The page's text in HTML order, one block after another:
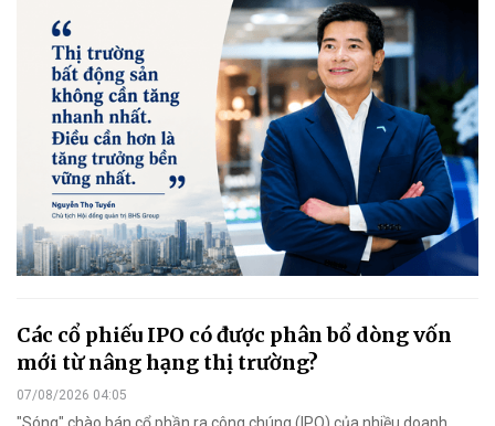
Các cổ phiếu IPO có được phân bổ dòng vốn
mới từ nâng hạng thị trường?
07/08/2026 04:05
"Sóng" chào bán cổ phần ra công chúng (IPO) của nhiều doanh